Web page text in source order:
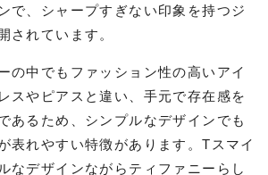
で、シャープすぎない印象を持つジ
されています。
の中でもファッション性の高いアイ
スやピアスと違い、手元で存在感を
あるため、シンプルなデザインでも
表れやすい特徴があります。Tスマイ
なデザインながらティファニーらし